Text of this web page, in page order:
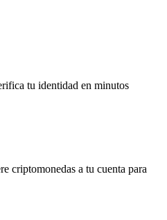
tu identidad en minutos
criptomonedas a tu cuenta para